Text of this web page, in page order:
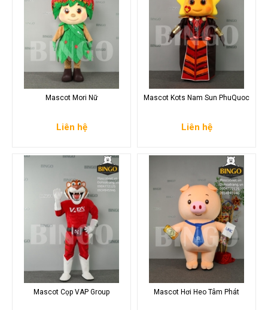
Mascot Mori Nữ
Liên hệ
Mascot Kots Nam Sun PhuQuoc
Liên hệ
Mascot Cọp VAP Group Mascot Hơi Heo Tâm Phát